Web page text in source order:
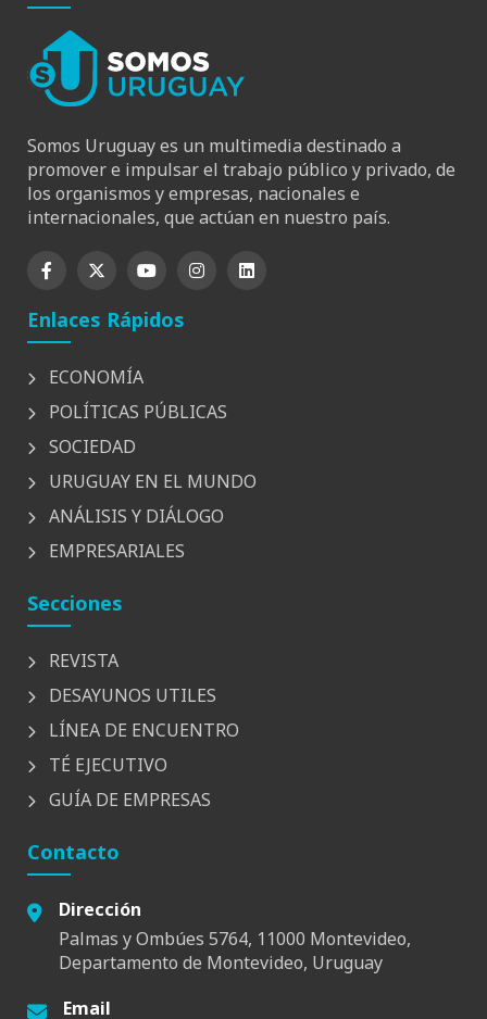
Somos Uruguay es un multimedia destinado a
promover e impulsar el trabajo público y privado, de
los organismos y empresas, nacionales e
internacionales, que actúan en nuestro país.
Enlaces Rápidos
ECONOMÍA
POLÍTICAS PÚBLICAS
SOCIEDAD
URUGUAY EN EL MUNDO
ANÁLISIS Y DIÁLOGO
EMPRESARIALES
Secciones
REVISTA
DESAYUNOS UTILES
LÍNEA DE ENCUENTRO
TÉ EJECUTIVO
GUÍA DE EMPRESAS
Contacto
Dirección
Palmas y Ombúes 5764, 11000 Montevideo,
Departamento de Montevideo, Uruguay
Email